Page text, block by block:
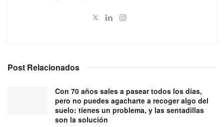
Post Relacionados
Con 70 años sales a pasear todos los días,
pero no puedes agacharte a recoger algo del
suelo: tienes un problema, y las sentadillas
son la solución